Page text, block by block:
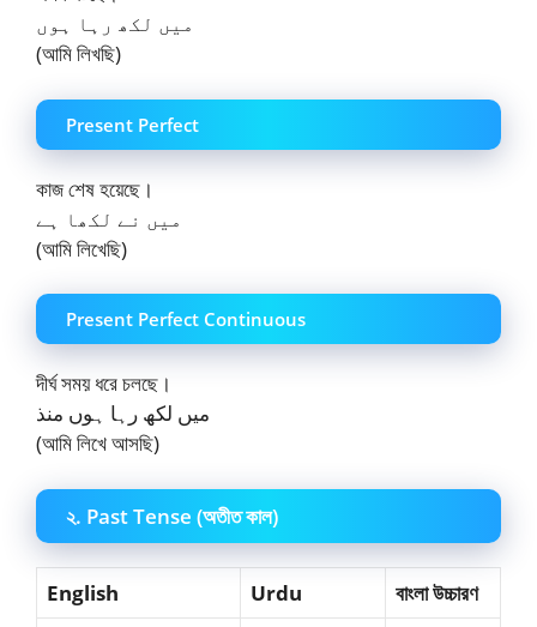
میں لکھ رہا ہوں
(আমি লিখছি)
Present Perfect
কাজ শেষ হয়েছে।
میں نے لکھا ہے
(আমি লিখেছি)
Present Perfect Continuous
দীর্ঘ সময় ধরে চলছে।
میں لکھ رہا ہوں منذ
(আমি লিখে আসছি)
২. Past Tense (অতীত কাল)
English Urdu
বাংলা উচ্চারণ